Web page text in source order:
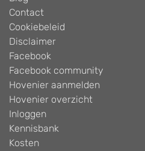
Contact
Cookiebeleid
Disclaimer
Facebook
Facebook community
Hovenier aanmelden
Hovenier overzicht
Inloggen
Kennisbank
Kosten